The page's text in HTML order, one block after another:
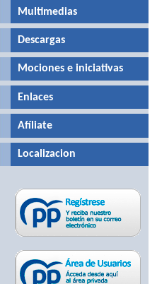
Multimedias
Descargas
Mociones e iniciativas
Enlaces
Afíliate
Localizacion